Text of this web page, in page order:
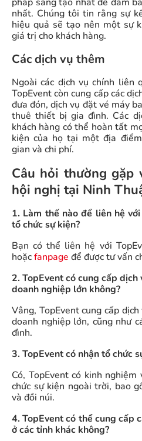
nhất. Chúng tôi tin rằng sự
hiệu quả sẽ tạo nên một sự
giá trị cho khách hàng.
Các dịch vụ thêm
Ngoài các dịch vụ chính liên
TopEvent còn cung cấp các
đưa đón, dịch vụ đặt vé máy
thuê thiết bị gia đình. Các
khách hàng có thể hoàn tất
kiện của họ tại một địa
gian và chi phí.
Câu hỏi thường gặp
hội nghị tại Ninh
1. Làm thế nào để liên hệ
tổ chức sự kiện?
Bạn có thể liên hệ với
hoặcfanpage để được tư vấn
2. TopEvent có cung cấp
doanh nghiệp lớn không?
Vâng, TopEvent cung cấp
doanh nghiệp lớn, cũng như
đình.
3. TopEvent có nhận tổ chức
Có, TopEvent có kinh
chức sự kiện ngoài trời, bao
và đồi núi.
4. TopEvent có thể cung cấp
ở các tỉnh khác không?